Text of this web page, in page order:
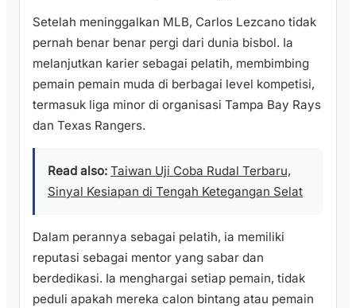
Setelah meninggalkan MLB, Carlos Lezcano tidak
pernah benar benar pergi dari dunia bisbol. Ia
melanjutkan karier sebagai pelatih, membimbing
pemain pemain muda di berbagai level kompetisi,
termasuk liga minor di organisasi Tampa Bay Rays
dan Texas Rangers.
Read also: Taiwan Uji Coba Rudal Terbaru,
Sinyal Kesiapan di Tengah Ketegangan Selat
Dalam perannya sebagai pelatih, ia memiliki
reputasi sebagai mentor yang sabar dan
berdedikasi. Ia menghargai setiap pemain, tidak
peduli apakah mereka calon bintang atau pemain